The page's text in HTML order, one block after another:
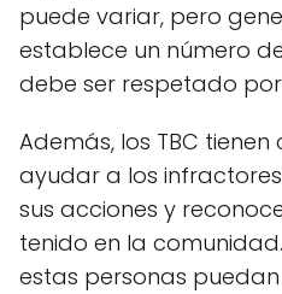
puede variar, pero
establece un número
debe ser respetado
Además, los TBC
ayudar a los
sus acciones y
tenido en la
estas personas